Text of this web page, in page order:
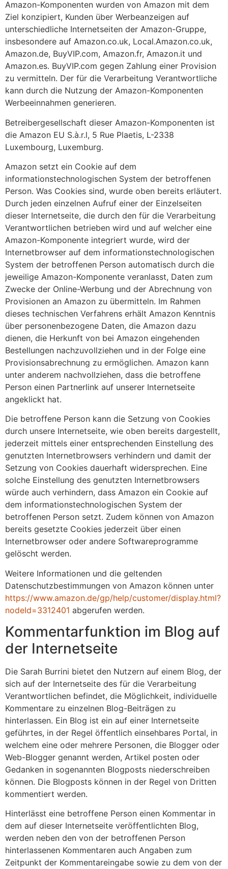
Amazon-Komponenten wurden von Amazon mit dem
Ziel konzipiert, Kunden über Werbeanzeigen auf
unterschiedliche Internetseiten der Amazon-Gruppe,
insbesondere auf Amazon.co.uk, Local.Amazon.co.uk,
Amazon.de, BuyVIP.com, Amazon.fr, Amazon.it und
Amazon.es. BuyVIP.com gegen Zahlung einer Provision
zu vermitteln. Der für die Verarbeitung Verantwortliche
kann durch die Nutzung der Amazon-Komponenten
Werbeeinnahmen generieren.
Betreibergesellschaft dieser Amazon-Komponenten ist
die Amazon EU S.à.r.l, 5 Rue Plaetis, L-2338
Luxembourg, Luxemburg.
Amazon setzt ein Cookie auf dem
informationstechnologischen System der betroffenen
Person. Was Cookies sind, wurde oben bereits erläutert.
Durch jeden einzelnen Aufruf einer der Einzelseiten
dieser Internetseite, die durch den für die Verarbeitung
Verantwortlichen betrieben wird und auf welcher eine
Amazon-Komponente integriert wurde, wird der
Internetbrowser auf dem informationstechnologischen
System der betroffenen Person automatisch durch die
jeweilige Amazon-Komponente veranlasst, Daten zum
Zwecke der Online-Werbung und der Abrechnung von
Provisionen an Amazon zu übermitteln. Im Rahmen
dieses technischen Verfahrens erhält Amazon Kenntnis
über personenbezogene Daten, die Amazon dazu
dienen, die Herkunft von bei Amazon eingehenden
Bestellungen nachzuvollziehen und in der Folge eine
Provisionsabrechnung zu ermöglichen. Amazon kann
unter anderem nachvollziehen, dass die betroffene
Person einen Partnerlink auf unserer Internetseite
angeklickt hat.
Die betroffene Person kann die Setzung von Cookies
durch unsere Internetseite, wie oben bereits dargestellt,
jederzeit mittels einer entsprechenden Einstellung des
genutzten Internetbrowsers verhindern und damit der
Setzung von Cookies dauerhaft widersprechen. Eine
solche Einstellung des genutzten Internetbrowsers
würde auch verhindern, dass Amazon ein Cookie auf
dem informationstechnologischen System der
betroffenen Person setzt. Zudem können von Amazon
bereits gesetzte Cookies jederzeit über einen
Internetbrowser oder andere Softwareprogramme
gelöscht werden.
Weitere Informationen und die geltenden
Datenschutzbestimmungen von Amazon können unter
https://www.amazon.de/gp/help/customer/display.html?
nodeId=3312401 abgerufen werden.
Kommentarfunktion im Blog auf
der Internetseite
Die Sarah Burrini bietet den Nutzern auf einem Blog, der
sich auf der Internetseite des für die Verarbeitung
Verantwortlichen befindet, die Möglichkeit, individuelle
Kommentare zu einzelnen Blog-Beiträgen zu
hinterlassen. Ein Blog ist ein auf einer Internetseite
geführtes, in der Regel öffentlich einsehbares Portal, in
welchem eine oder mehrere Personen, die Blogger oder
Web-Blogger genannt werden, Artikel posten oder
Gedanken in sogenannten Blogposts niederschreiben
können. Die Blogposts können in der Regel von Dritten
kommentiert werden.
Hinterlässt eine betroffene Person einen Kommentar in
dem auf dieser Internetseite veröffentlichten Blog,
werden neben den von der betroffenen Person
hinterlassenen Kommentaren auch Angaben zum
Zeitpunkt der Kommentareingabe sowie zu dem von der